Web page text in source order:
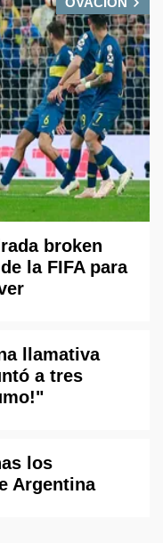
broken
la FIFA para
llamativa
a tres
los
Argentina